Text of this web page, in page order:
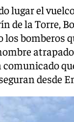
lugar el
de la Torre,
los bomberos
comunicado
desde